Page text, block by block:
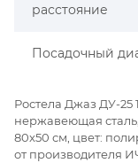
расстояние
Посадочный
Ростела Джаз ДУ-25
нержавеющая
80x50 см, цвет:
от производителя